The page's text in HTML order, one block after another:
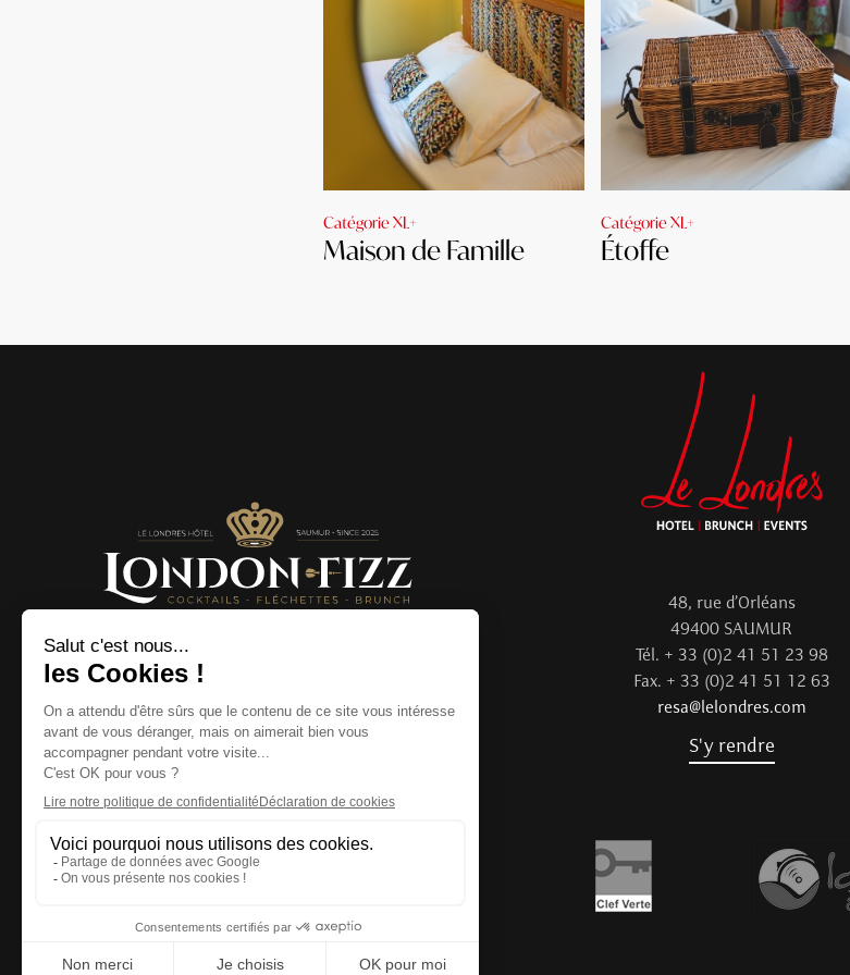
Catégorie XL+
Maison de Famille
Catégorie XL+
Étoffe
www.londonfizz.fr
48, rue d’Orléans
49400 SAUMUR
Tél. + 33 (0)2 41 51 23 98
Fax. + 33 (0)2 41 51 12 63
resa@lelondres.com
S'y rendre